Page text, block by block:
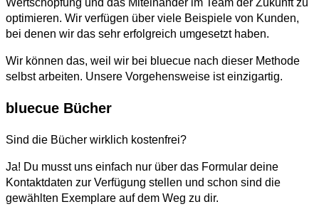
Wertschöpfung und das Miteinander im Team der Zukunft zu
optimieren. Wir verfügen über viele Beispiele von Kunden,
bei denen wir das sehr erfolgreich umgesetzt haben.
Wir können das, weil wir bei bluecue nach dieser Methode
selbst arbeiten. Unsere Vorgehensweise ist einzigartig.
bluecue Bücher
Sind die Bücher wirklich kostenfrei?
Ja! Du musst uns einfach nur über das Formular deine
Kontaktdaten zur Verfügung stellen und schon sind die
gewählten Exemplare auf dem Weg zu dir.